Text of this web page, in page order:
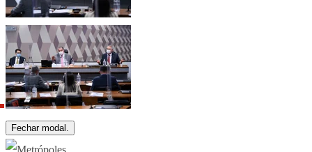
Fechar modal.